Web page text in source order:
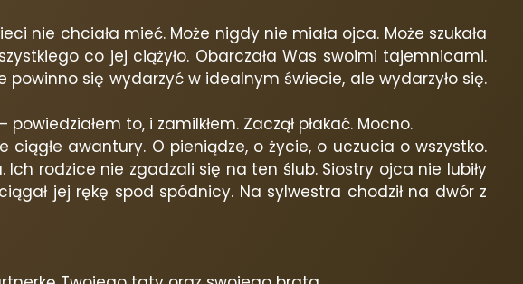
nie chciała mieć. Może nigdy nie miała ojca. Może szukała
co jej ciążyło. Obarczała Was swoimi tajemnicami.
powinno się wydarzyć w idealnym świecie, ale wydarzyło się.
to, i zamilkłem. Zaczął płakać. Mocno.
awantury. O pieniądze, o życie, o uczucia o wszystko.
rodzice nie zgadzali się na ten ślub. Siostry ojca nie lubiły
jej rękę spod spódnicy. Na sylwestra chodził na dwór z